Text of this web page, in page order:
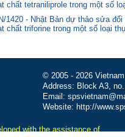
chất tetraniliprole trong một số
1420 - Nhật Bản dự thảo sửa
chất triforine trong một số loại
© 2005 - 2026
Address: Block A3,
Email:
Website: http://
with the assistance of